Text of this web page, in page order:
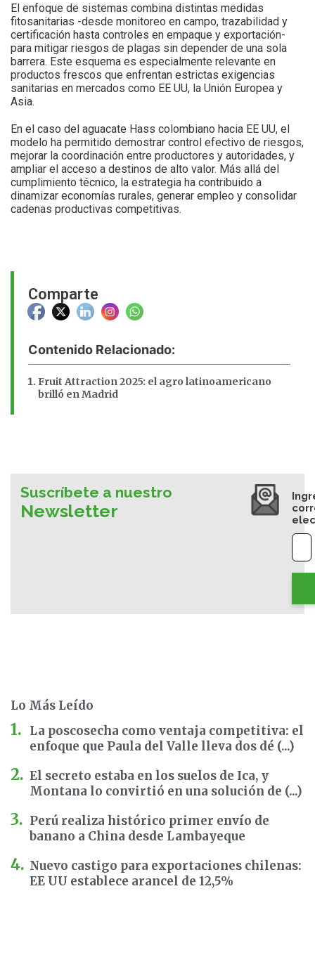
Comparte
Contenido Relacionado:
Fruit Attraction 2025: el agro latinoamericano
brilló en Madrid
El enfoque de sistemas combina distintas medidas
fitosanitarias -desde monitoreo en campo, trazabilidad y
certificación hasta controles en empaque y exportación-
para mitigar riesgos de plagas sin depender de una sola
barrera. Este esquema es especialmente relevante en
productos frescos que enfrentan estrictas exigencias
sanitarias en mercados como EE UU, la Unión Europea y
Asia.
En el caso del aguacate Hass colombiano hacia EE UU, el
modelo ha permitido demostrar control efectivo de riesgos,
mejorar la coordinación entre productores y autoridades, y
ampliar el acceso a destinos de alto valor. Más allá del
cumplimiento técnico, la estrategia ha contribuido a
dinamizar economías rurales, generar empleo y consolidar
cadenas productivas competitivas.
Suscríbete a nuestro
Newsletter
Lo Más Leído
La poscosecha como ventaja competitiva: el
enfoque que Paula del Valle lleva dos dé (...)
El secreto estaba en los suelos de Ica, y
Montana lo convirtió en una solución de (...)
Perú realiza histórico primer envío de
banano a China desde Lambayeque
Nuevo castigo para exportaciones chilenas:
EE UU establece arancel de 12,5%